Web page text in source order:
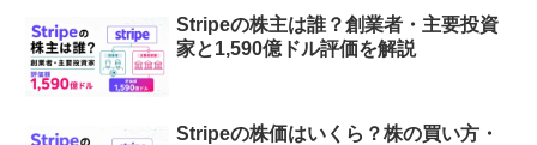
Stripeの株主は誰？創業者・主要投資
家と1,590億ドル評価を解説
Stripeの株価はいくら？株の買い方・